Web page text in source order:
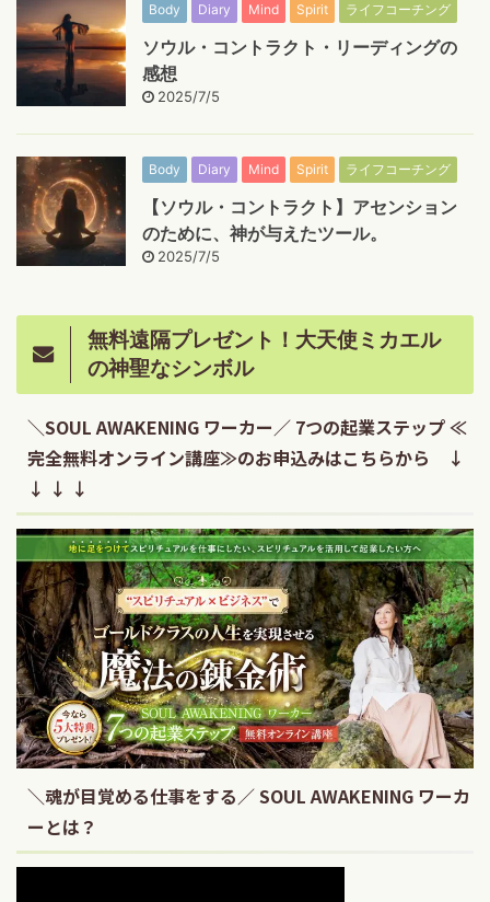
Body Diary Mind Spirit ライフコーチング
ソウル・コントラクト・リーディングの
感想
2025/7/5
Body Diary Mind Spirit ライフコーチング
【ソウル・コントラクト】アセンション
のために、神が与えたツール。
2025/7/5
無料遠隔プレゼント！大天使ミカエル
の神聖なシンボル
＼SOUL AWAKENING ワーカー／ 7つの起業ステップ ≪
完全無料オンライン講座≫のお申込みはこちらから ↓
↓ ↓ ↓
＼魂が目覚める仕事をする／ SOUL AWAKENING ワーカ
ーとは？